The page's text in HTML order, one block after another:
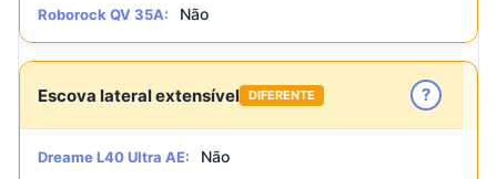
Roborock QV 35A: Não
Escova lateral extensível DIFERENTE ?
Dreame L40 Ultra AE: Não